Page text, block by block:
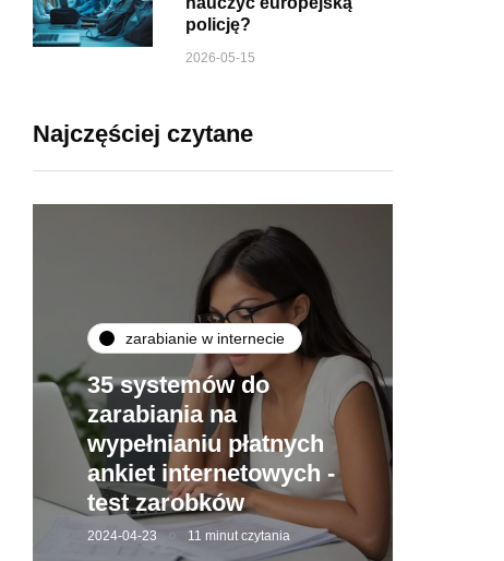
policję?
2026-05-15
Najczęściej czytane
zarabianie w internecie
35 systemów do
zarabiania na
wypełnianiu płatnych
ankiet internetowych -
test zarobków
2024-04-23 11 minut czytania